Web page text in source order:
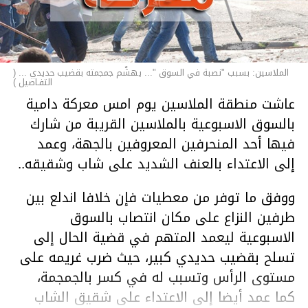
الملاسين: بسبب "نصبة في السوق "... يهشّم جمجمته بقضيب حديدي ... (
التفـاصيل )
عاشت منطقة الملاسين يوم امس معركة دامية
بالسوق الاسبوعية بالملاسين القريبة من شارك
فيها أحد المنحرفين المعروفين بالجهة، وعمد
إلى الاعتداء بالعنف الشديد على شاب وشقيقه..
ووفق ما توفر من معطيات فإن خلافا اندلع بين
طرفين النزاع على مكان انتصاب بالسوق
الاسبوعية ليعمد المتهم في قضية الحال إلى
تسلح بقضيب حديدي كبير، حيث ضرب غريمه على
مستوى الرأس وتسبب له في كسر بالجمجمة،
كما عمد أيضا إلى الاعتداء على شقيق الشاب